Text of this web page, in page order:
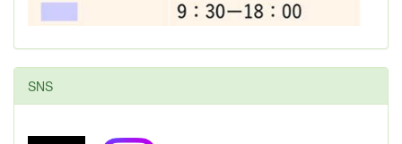
SNS